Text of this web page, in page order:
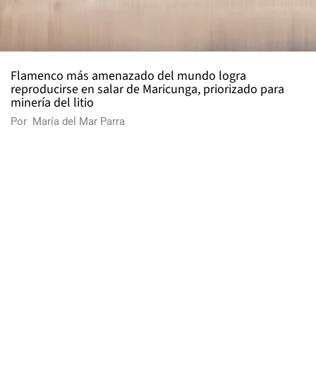
Flamenco más amenazado del mundo logra
reproducirse en salar de Maricunga, priorizado para
minería del litio
Por María del Mar Parra